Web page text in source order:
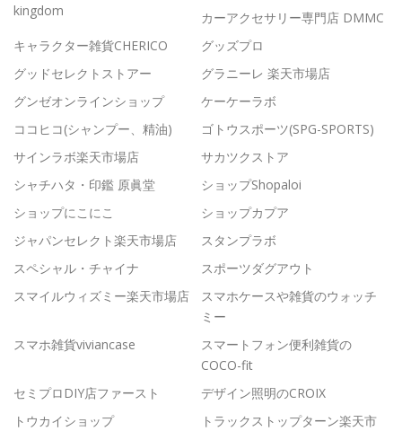
kingdom
カーアクセサリー専門店 DMMC
キャラクター雑貨CHERICO
グッズプロ
グッドセレクトストアー
グラニーレ 楽天市場店
グンゼオンラインショップ
ケーケーラボ
ココヒコ(シャンプー、精油)
ゴトウスポーツ(SPG-SPORTS)
サインラボ楽天市場店
サカツクストア
シャチハタ・印鑑 原眞堂
ショップShopaloi
ショップにこにこ
ショップカプア
ジャパンセレクト楽天市場店
スタンプラボ
スペシャル・チャイナ
スポーツダグアウト
スマイルウィズミー楽天市場店
スマホケースや雑貨のウォッチ
ミー
スマホ雑貨viviancase
スマートフォン便利雑貨の
COCO-fit
セミプロDIY店ファースト
デザイン照明のCROIX
トウカイショップ
トラックストップターン楽天市